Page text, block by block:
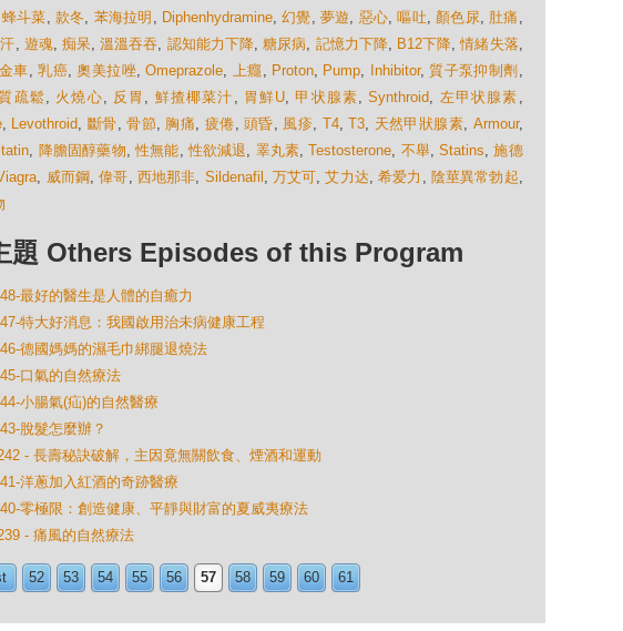
蜂斗菜, 款冬, 苯海拉明 , Diphenhydramine,幻覺, 夢遊, 惡心,嘔吐, 顏色尿, 肚痛 ,
, 遊魂, 痴呆,溫溫吞吞, 認知能力下降,糖尿病, 記憶力下降, B12下降,情緒失落,
車,乳癌,奧美拉唑,Omeprazole, 上癮, Proton, Pump, Inhibitor,質子泵抑制劑 ,
疏鬆 , 火燒心, 反胃 , 鮮揸椰菜汁 , 胃鮮U,甲状腺素,Synthroid, 左甲状腺素 ,
, Levothroid, 斷骨,骨節, 胸痛, 疲倦,頭昏, 風疹, T4,T3, 天然甲狀腺素, Armour,
, 降膽固醇藥物,性無能,性欲減退, 睪丸素,Testosterone, 不舉,Statins,施德
, 威而鋼,偉哥, 西地那非, Sildenafil , 万艾可,艾力达,希爱力 , 陰莖異常勃起,
題 Others Episodes of this Program
最好的醫生是人體的自癒力
特大好消息：我國啟用治未病健康工程
德國媽媽的濕毛巾綁腿退燒法
口氣的自然療法
小腸氣(疝)的自然醫療
脫髮怎麼辦？
- 長壽秘訣破解，主因竟無關飲食、煙酒和運動
洋蔥加入紅酒的奇跡醫療
零極限：創造健康、平靜與財富的夏威夷療法
- 痛風的自然療法
52 53 54 55 56 57 58 59 60 61